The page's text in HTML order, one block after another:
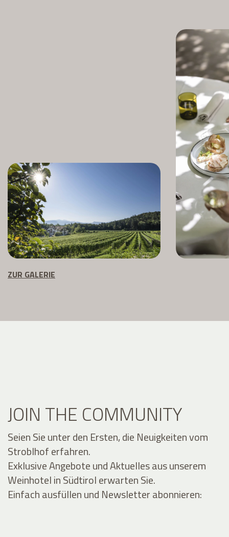
ZUR GALERIE
JOIN THE COMMUNITY
Seien Sie unter den Ersten, die Neuigkeiten vom
Stroblhof erfahren.
Exklusive Angebote und Aktuelles aus unserem
Weinhotel in Südtirol erwarten Sie.
Einfach ausfüllen und Newsletter abonnieren: